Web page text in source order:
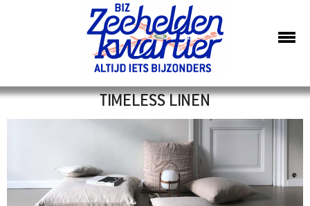
TIMELESS LINEN